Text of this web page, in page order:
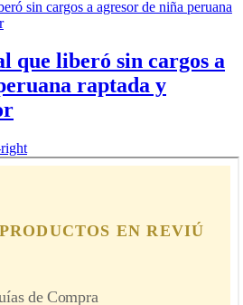
que liberó sin cargos a
raptada y